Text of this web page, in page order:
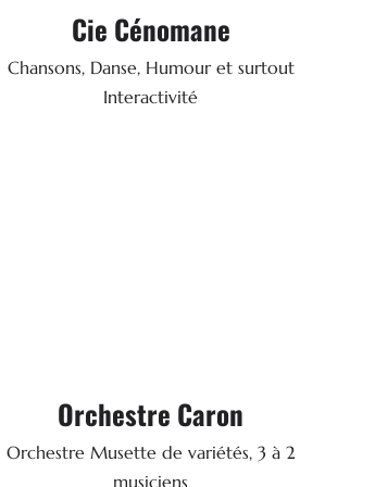
Cie Cénomane
Chansons, Danse, Humour et surtout
Interactivité
Spectacle
8 rue de la Terroirie - 72650 LA MILESSE
06 03 19 15 72
Orchestre Caron
Orchestre Musette de variétés, 3 à 2
musiciens
Orchestre
lieu- dit "Grands Jardins" - 72470 OZAN